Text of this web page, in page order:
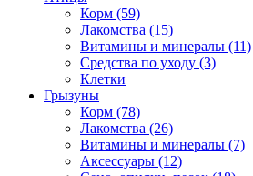
Корм (59)
Лакомства (15)
Витамины и минералы (11)
Средства по уходу (3)
Клетки
Грызуны
Корм (78)
Лакомства (26)
Витамины и минералы (7)
Аксессуары (12)